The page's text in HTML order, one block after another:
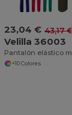
23,04 € 43,17 €
Velilla 36003
+10 Colores